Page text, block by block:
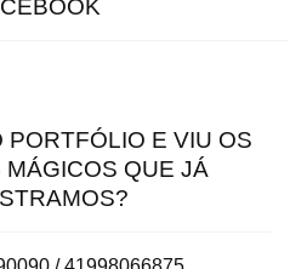
PORTFÓLIO E VIU OS
QUE JÁ